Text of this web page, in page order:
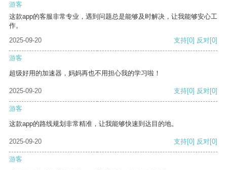
游客
这款app的客服非常专业，遇到问题总是能够及时解决，让我能够安心工
作。
2025-09-20
支持[0] 反对[0]
游客
超级好用的加速器，妈妈再也不用担心我的学习啦！
2025-09-20 支持[0] 反对[0]
游客
这款app的路线规划非常精准，让我能够快速到达目的地。
2025-09-20 支持[0] 反对[0]
游客